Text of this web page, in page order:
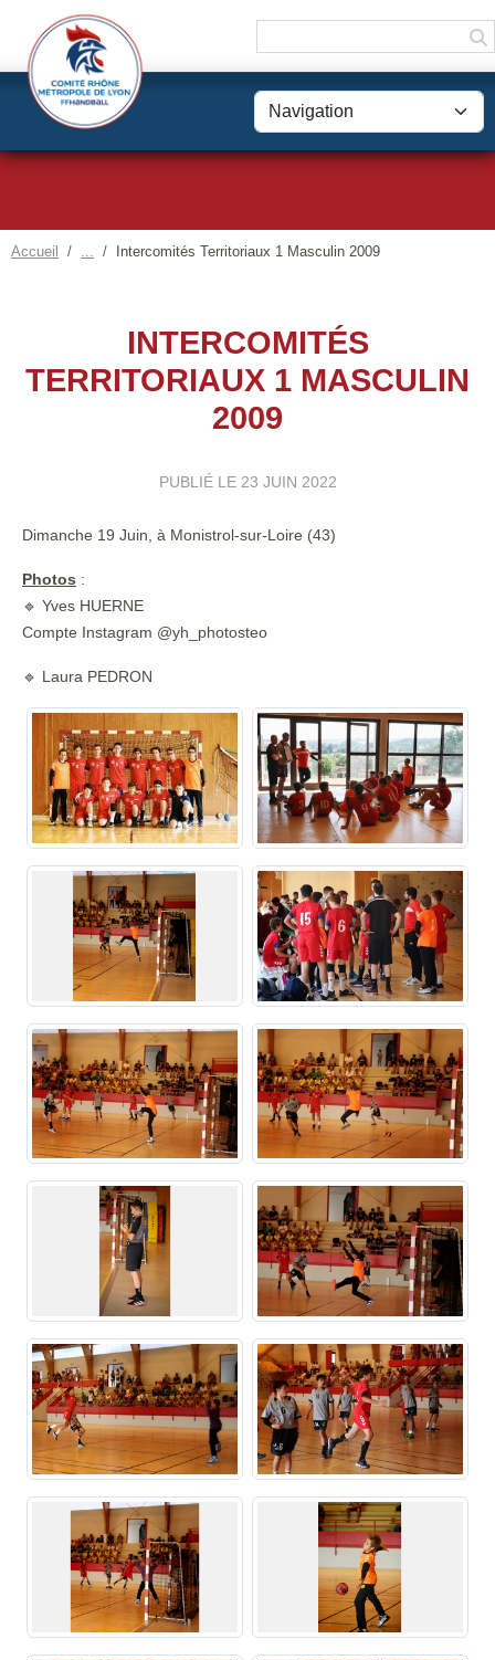
Accueil Intercomités Territoriaux 1 Masculin 2009
INTERCOMITÉS
TERRITORIAUX 1 MASCULIN
2009
PUBLIÉ LE 23 JUIN 2022
Dimanche 19 Juin, à Monistrol-sur-Loire (43)
Photos :
🔹 Yves HUERNE
Compte Instagram @yh_photosteo
🔹 Laura PEDRON
Panneau de gestion des cookies